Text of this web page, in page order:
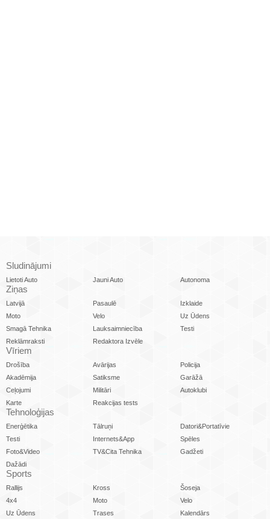
Sludinājumi
Lietoti Auto Jauni Auto Autonoma
Ziņas
Latvijā Pasaulē
Izklaide
Moto
Velo
Uz Ūdens
Smagā Tehnika
Lauksaimniecība
Testi
Reklāmraksti
Redaktora Izvēle
Vīriem
Drošība Avārijas
Policija
Akadēmija
Satiksme
Garāžā
Ceļojumi
Militāri
Autoklubi
Karte
Reakcijas tests
Tehnoloģijas
Enerģētika Tālruņi
Datori&Portatīvie
Testi
Internets&App
Spēles
Foto&Video
TV&Cita Tehnika
Gadžeti
Dažādi
Sports
Rallijs Kross
Šoseja
4x4
Moto
Velo
Uz Ūdens
Trases Kalendārs